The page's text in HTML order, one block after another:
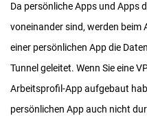
Da persönliche Apps und Apps
voneinander sind, werden beim
einer persönlichen App die
Tunnel geleitet. Wenn Sie eine
Arbeitsprofil-App aufgebaut
persönlichen App auch nicht